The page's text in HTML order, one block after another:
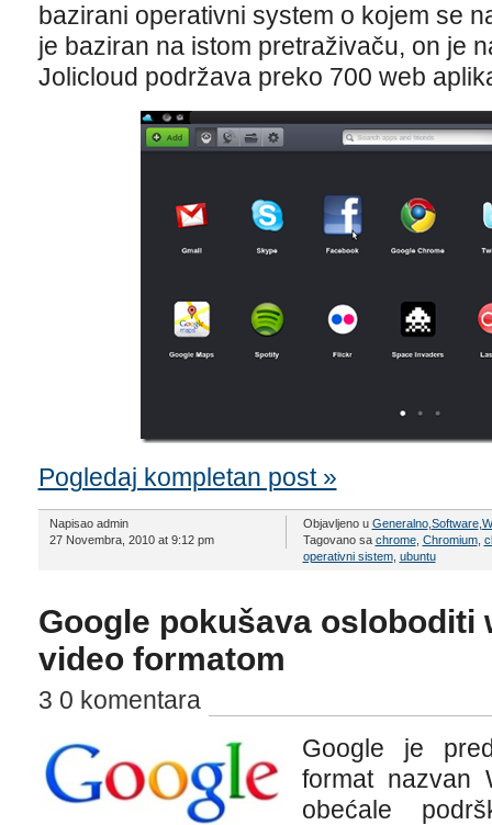
bazirani operativni system o kojem se
je baziran na istom pretraživaču, on je
Jolicloud podržava preko 700 web
Pogledaj kompletan post »
Napisao admin
27 Novembra, 2010 at 9:12 pm
Objavljeno u Generalno, Software,
Tagovano sa chrome, Chromium,
operativni sistem, ubuntu
Google pokušava osloboditi
video formatom
3 0 komentara
Google je
format nazvan
obećale